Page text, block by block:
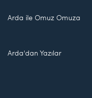
Arda ile Omuz Omuza
Arda'dan Yazılar